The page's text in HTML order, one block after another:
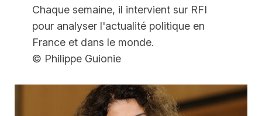
Chaque semaine, il intervient sur RFI
pour analyser l'actualité politique en
France et dans le monde.
© Philippe Guionie